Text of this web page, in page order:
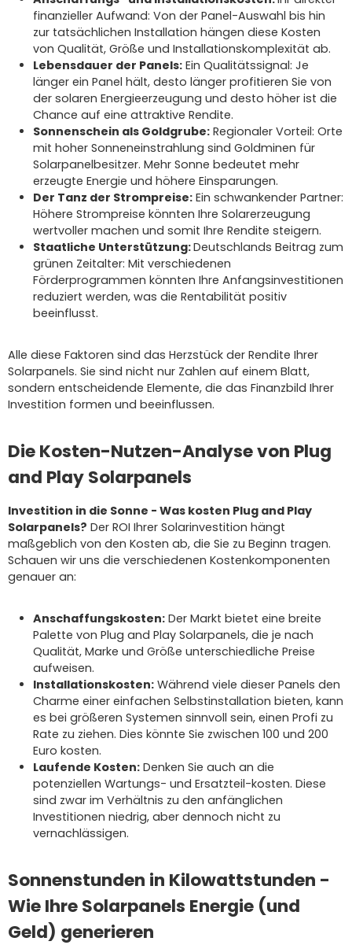
finanzieller Aufwand: Von der Panel-Auswahl bis hin
zur tatsächlichen Installation hängen diese Kosten
von Qualität, Größe und Installationskomplexität ab.
Lebensdauer der Panels: Ein Qualitätssignal: Je
länger ein Panel hält, desto länger profitieren Sie von
der solaren Energieerzeugung und desto höher ist die
Chance auf eine attraktive Rendite.
Sonnenschein als Goldgrube: Regionaler Vorteil: Orte
mit hoher Sonneneinstrahlung sind Goldminen für
Solarpanelbesitzer. Mehr Sonne bedeutet mehr
erzeugte Energie und höhere Einsparungen.
Der Tanz der Strompreise: Ein schwankender Partner:
Höhere Strompreise könnten Ihre Solarerzeugung
wertvoller machen und somit Ihre Rendite steigern.
Staatliche Unterstützung:Deutschlands Beitrag zum
grünen Zeitalter: Mit verschiedenen
Förderprogrammen könnten Ihre Anfangsinvestitionen
reduziert werden, was die Rentabilität positiv
beeinflusst.
Alle diese Faktoren sind das Herzstück der Rendite Ihrer
Solarpanels. Sie sind nicht nur Zahlen auf einem Blatt,
sondern entscheidende Elemente, die das Finanzbild Ihrer
Investition formen und beeinflussen.
Die Kosten-Nutzen-Analyse von Plug
and Play Solarpanels
Investition in die Sonne - Was kosten Plug and Play
Solarpanels? Der ROI Ihrer Solarinvestition hängt
maßgeblich von den Kosten ab, die Sie zu Beginn tragen.
Schauen wir uns die verschiedenen Kostenkomponenten
genauer an:
Anschaffungskosten: Der Markt bietet eine breite
Palette von Plug and Play Solarpanels, die je nach
Qualität, Marke und Größe unterschiedliche Preise
aufweisen.
Installationskosten: Während viele dieser Panels den
Charme einer einfachen Selbstinstallation bieten, kann
es bei größeren Systemen sinnvoll sein, einen Profi zu
Rate zu ziehen. Dies könnte Sie zwischen 100 und 200
Euro kosten.
Laufende Kosten: Denken Sie auch an die
potenziellen Wartungs- und Ersatzteil-kosten. Diese
sind zwar im Verhältnis zu den anfänglichen
Investitionen niedrig, aber dennoch nicht zu
vernachlässigen.
Sonnenstunden in Kilowattstunden -
Wie Ihre Solarpanels Energie (und
Geld) generieren